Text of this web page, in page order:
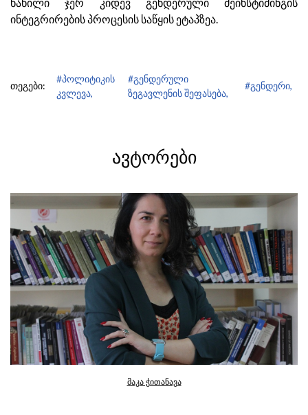
ინტეგრირების პროცესის საწყის ეტაპზეა.
თეგები:
#პოლიტიკის
კვლევა,
#გენდერული
ზეგავლენის შეფასება,
#გენდერი,
ᲐᲕᲢᲝᲠᲔᲑᲘ
მაკა ჭითანავა